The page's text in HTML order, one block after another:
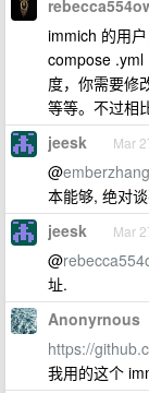
immich 的用
compose .yml
度，你需要修
等等。不过相
jeesk Mar
@emberzhang
本能够, 绝对
jeesk Mar
@
址.
Anonyrnous
https://
我用的这个